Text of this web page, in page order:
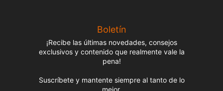
Boletín
¡Recibe las últimas novedades, consejos
exclusivos y contenido que realmente vale la
pena!
Suscríbete y mantente siempre al tanto de lo
mejor.